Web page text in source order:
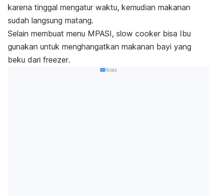
karena tinggal mengatur waktu, kemudian makanan
sudah langsung matang.
Selain membuat menu MPASI, slow cooker bisa Ibu
gunakan untuk menghangatkan makanan bayi yang
beku dari freezer.
Iklan